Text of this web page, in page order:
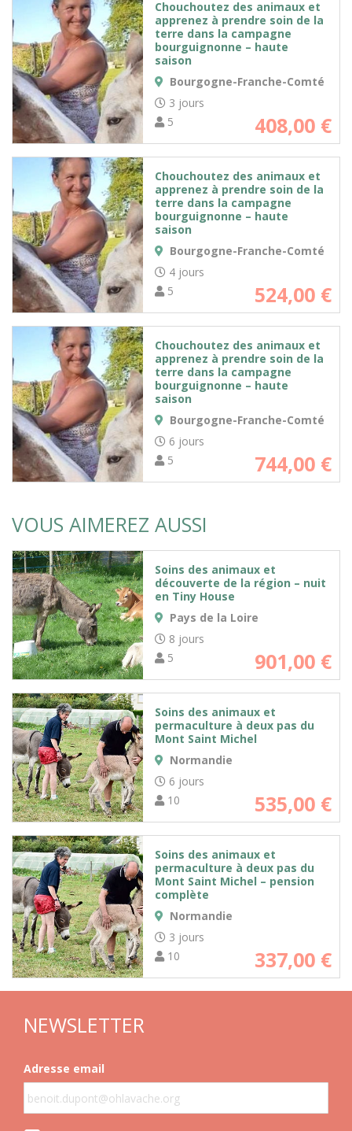
Chouchoutez des animaux et
apprenez à prendre soin de la
terre dans la campagne
bourguignonne – haute
saison
Bourgogne-Franche-Comté
3 jours
5
408,00 €
Chouchoutez des animaux et
apprenez à prendre soin de la
terre dans la campagne
bourguignonne – haute
saison
Bourgogne-Franche-Comté
4 jours
5
524,00 €
Chouchoutez des animaux et
apprenez à prendre soin de la
terre dans la campagne
bourguignonne – haute
saison
Bourgogne-Franche-Comté
6 jours
5
744,00 €
VOUS AIMEREZ AUSSI
Soins des animaux et
découverte de la région – nuit
en Tiny House
Pays de la Loire
8 jours
5
901,00 €
Soins des animaux et
permaculture à deux pas du
Mont Saint Michel
Normandie
6 jours
10
535,00 €
Soins des animaux et
permaculture à deux pas du
Mont Saint Michel – pension
complète
Normandie
3 jours
10
337,00 €
NEWSLETTER
Adresse email